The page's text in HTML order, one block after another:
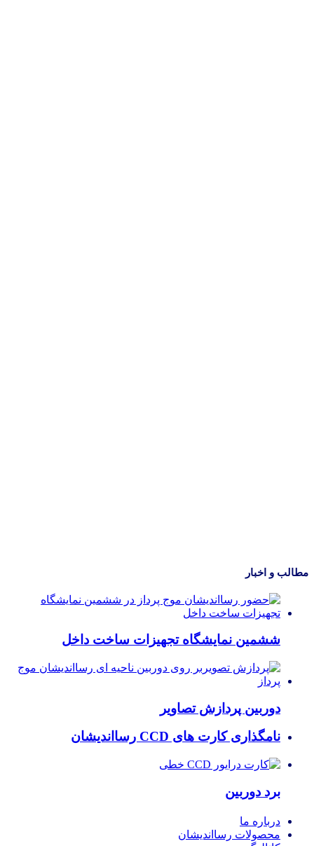
مطالب و اخبار
ششمین نمایشگاه تجهیزات ساخت داخل
دوربین پردازش تصاویر
نامگذاری کارت های CCD رسااندیشان
برد دوربین
درباره ما
محصولات رسااندیشان